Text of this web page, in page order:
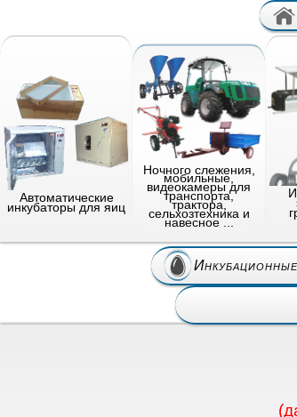
Автоматические
инкубаторы для яиц
Ночного слежения,
мобильные,
видеокамеры для
транспорта,
трактора,
сельхозтехника и
навесное ...